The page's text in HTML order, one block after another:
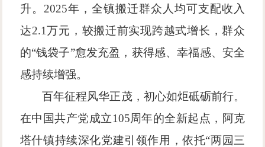
升。2025年，全镇搬迁群众人均可支配收入
达2.1万元，较搬迁前实现跨越式增长，群众
的“钱袋子”愈发充盈，获得感、幸福感、安全
感持续增强。
百年征程风华正茂，初心如炬砥砺前行。
在中国共产党成立105周年的全新起点，阿克
塔什镇持续深化党建引领作用，依托“两园三